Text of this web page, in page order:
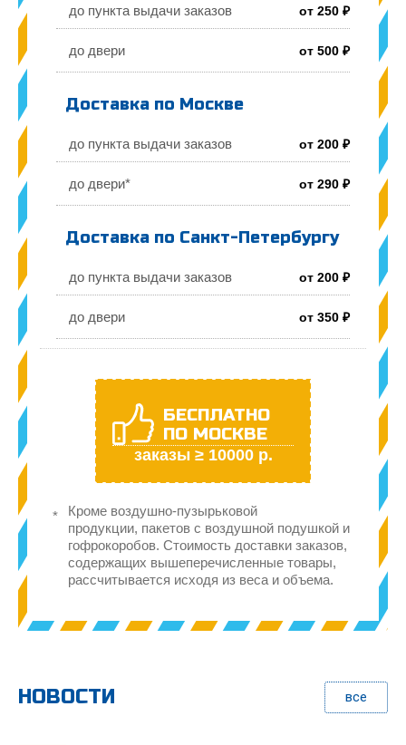
до пункта выдачи заказов от 250 ₽
до двери от 500 ₽
Доставка по Москве
до пункта выдачи заказов от 200 ₽
до двери* от 290 ₽
Доставка по Санкт-Петербургу
до пункта выдачи заказов от 200 ₽
до двери от 350 ₽
БЕСПЛАТНО
ПО МОСКВЕ
заказы ≥ 10000 р.
Кроме воздушно-пузырьковой
продукции, пакетов с воздушной подушкой и
гофрокоробов. Стоимость доставки заказов,
содержащих вышеперечисленные товары,
рассчитывается исходя из веса и объема.
НОВОСТИ все